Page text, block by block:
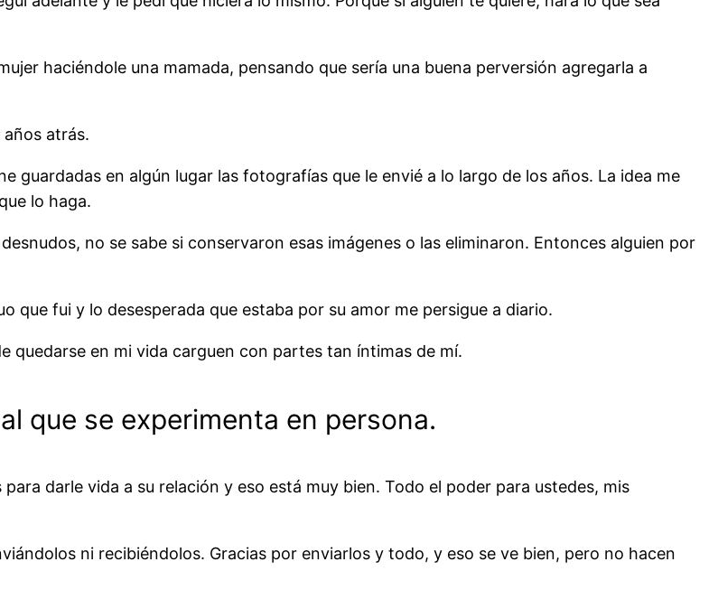
haciéndole una mamada, pensando que sería una buena perversión agregarla a
atrás.
guardadas en algún lugar las fotografías que le envié a lo largo de los años. La idea me
lo haga.
no se sabe si conservaron esas imágenes o las eliminaron. Entonces alguien por
que fui y lo desesperada que estaba por su amor me persigue a diario.
quedarse en mi vida carguen con partes tan íntimas de mí.
que se experimenta en persona.
darle vida a su relación y eso está muy bien. Todo el poder para ustedes, mis
ni recibiéndolos. Gracias por enviarlos y todo, y eso se ve bien, pero no hacen